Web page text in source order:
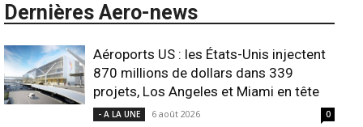
Dernières Aero-news
Aéroports US : les États-Unis injectent
870 millions de dollars dans 339
projets, Los Angeles et Miami en tête
- A LA UNE 6 août 2026 0